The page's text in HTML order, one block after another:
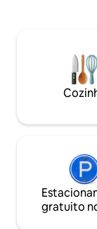
Tegefjäll/
teleférico de
direção, você
restaurante,
temporada de esqui). Para
gratuito